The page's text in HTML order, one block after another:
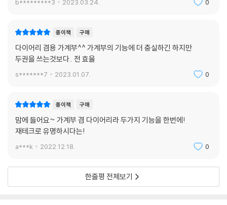
b*********3 2023.03.24. 0
종이책 구매
다이어리 겸용 가계부^^ 가계부의 기능에 더 충실하긴 하지만
두권을 쓰는것보다.. 전 효율
s*******7 2023.01.07. 0
종이책 구매
맘에 들어요~ 가계부 겸 다이어리라 두가지 기능을 한번에!
재테크로 유명하시다는!
a***k 2022.12.18. 0
한줄평 전체보기